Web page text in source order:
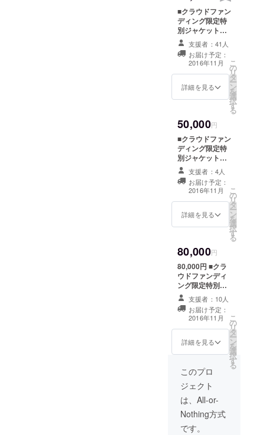
楽曲は一貫
してポップ
に突き抜け
ており、
メンバーも
フェイバ
リットに上
Led
Zeppelin、
RCサクセ
ション、
THE
YELLOW
MONKEY等
にも通じて
いる。
色紙
■クラウドファン
ディング限定特
別ジャケット仕
様「タイアップ
は君だ」 ■CD
ブックレット内
にあなたのお名
前をクレジット
■PV撮影中のNG
メンバーサイン
色紙 ■クラウド
ファンディング
限定デザインT
シャツ
支援者：41人
お届け予定：
2016年11月
詳細を見る
こ
の
リ
タ
ー
ン
を
選
択
す
る
50,000円
■クラウドファン
ディング限定特
別ジャケット仕
様「タイアップ
は君だ」 ■CD
ブックレット内
にあなたのお名
前をクレジット
■PV撮影中のNG
メンバーサイン
色紙 ■クラウド
ファンディング
限定デザインT
シャツ ■都内で
行われるPV撮影
現場に潜入！撮
影現場でメン
バーと記念撮影
付き [カメラ、携
帯電話等の撮影
機器はご自身で
ご用意くださ
い。撮影場所ま
での交通費はご
ださい。][10月3
日(月)都内スタ
ジオにて20:00
開始のご都合が
支援者：4人
お届け予定：
2016年11月
詳細を見る
こ
の
リ
タ
ー
ン
を
選
択
す
る
80,000円
80,000円 ■クラ
ウドファンディ
ング限定特別
ジャケット仕様
「タイアップは
君だ」 ■CDブッ
クレット内にあ
なたのお名前を
クレジット ■PV
撮影中のNGシー
ク集DVD ■あな
バーサイン色紙
■クラウドファン
ディング限定デ
ザインTシャツ ■
都内で行われる
支援者：10人
お届け予定：
2016年11月
詳細を見る
こ
の
リ
タ
ー
ン
を
選
択
す
る
このプロ
ジェクト
は、All-or-
Nothing方式
です。